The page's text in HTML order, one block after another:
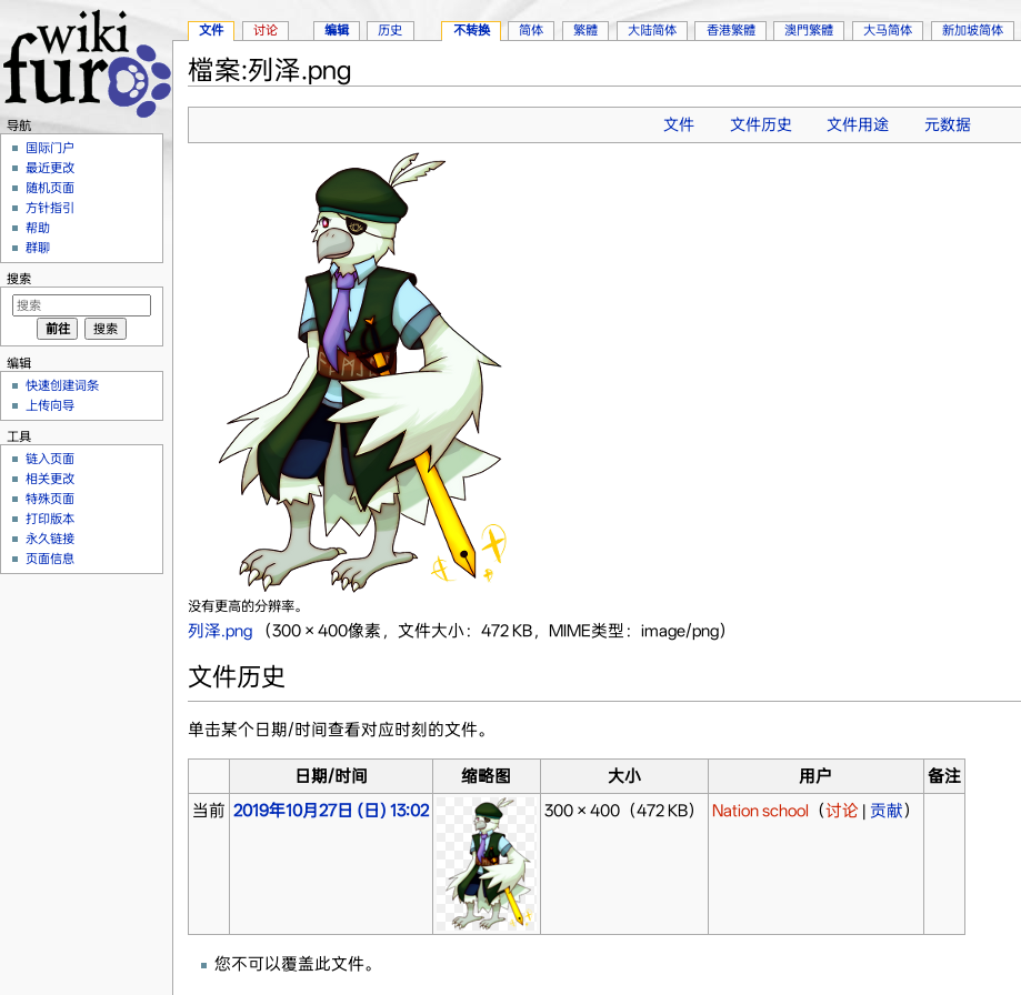
檔案:列泽.png
文件 文件历史 文件用途 元数据
没有更高的分辨率。
列泽.png‎ （300 × 400像素，文件大小：472 KB，MIME类型：image/png）
文件历史
单击某个日期/时间查看对应时刻的文件。
日期/时间 缩略图 大小 用户
备注
当前 2019年10月27日 (日) 13:02 300 × 400（472 KB） Nation school （讨论| 贡献）
您不可以覆盖此文件。
文件 讨论 编辑 历史 不转换 简体 繁體 大陆简体 香港繁體 澳門繁體 大马简体 新加坡简体
导航
国际门户
最近更改
随机页面
方针指引
帮助
群聊
搜索
编辑
快速创建词条
上传向导
工具
链入页面
相关更改
特殊页面
打印版本
永久链接
页面信息